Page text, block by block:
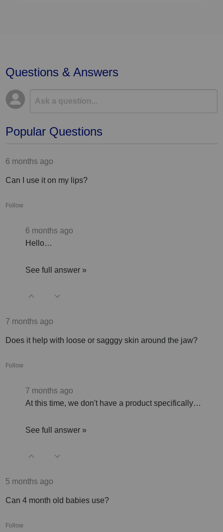
Questions & Answers
Popular Questions
6 months ago
Can I use it on my lips?
Follow
6 months ago
Hello…
See full answer »
7 months ago
Does it help with loose or sagggy skin around the jaw?
Follow
7 months ago
At this time, we don't have a product specifically…
See full answer »
5 months ago
Can 4 month old babies use?
Follow